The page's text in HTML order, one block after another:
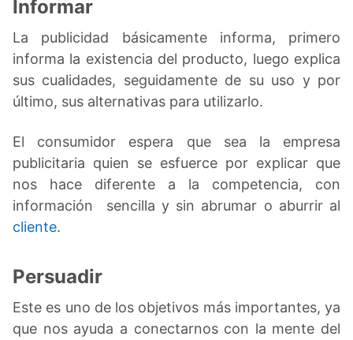
Informar
La publicidad básicamente informa, primero
informa la existencia del producto, luego explica
sus cualidades, seguidamente de su uso y por
último, sus alternativas para utilizarlo.
El consumidor espera que sea la empresa
publicitaria quien se esfuerce por explicar que
nos hace diferente a la competencia, con
información sencilla y sin abrumar o aburrir al
cliente.
Persuadir
Este es uno de los objetivos más importantes, ya
que nos ayuda a conectarnos con la mente del